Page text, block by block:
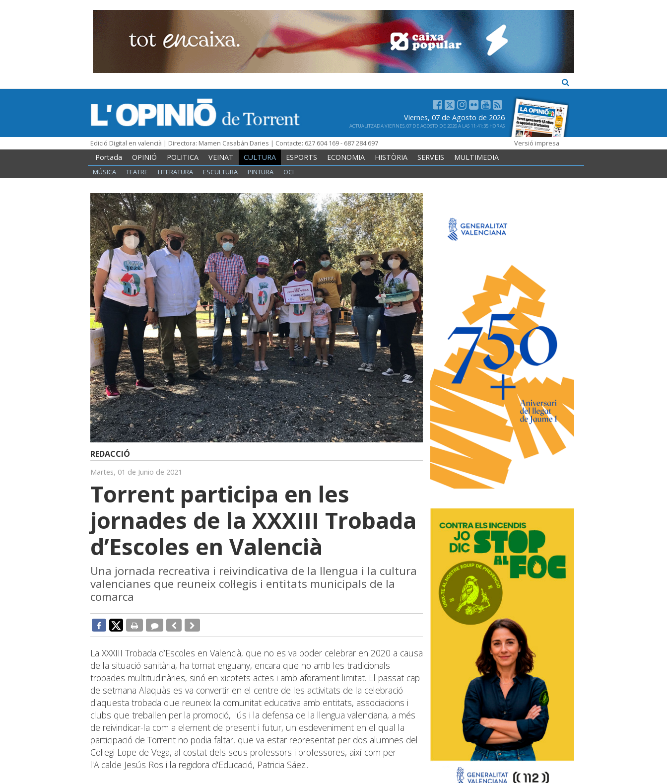
Viernes, 07 de Agosto de 2026
ACTUALITZADA VIERNES, 07 DE AGOSTO DE 2026 A LAS 11:41:35 HORAS
Edició Digital en valencià | Directora: Mamen Casabán Daries | Contacte: 627 604 169 - 687 284 697 Versió impresa
Portada OPINIÓ POLITICA VEINAT CULTURA ESPORTS ECONOMIA HISTÒRIA SERVEIS MULTIMEDIA
MÚSICA TEATRE LITERATURA ESCULTURA PINTURA OCI
REDACCIÓ
Martes, 01 de Junio de 2021
Torrent participa en les
jornades de la XXXIII Trobada
d’Escoles en Valencià
Una jornada recreativa i reivindicativa de la llengua i la cultura
valencianes que reuneix col·legis i entitats municipals de la
comarca
La XXXIII Trobada d’Escoles en Valencià, que no es va poder celebrar en 2020 a causa
de la situació sanitària, ha tornat enguany, encara que no amb les tradicionals
trobades multitudinàries, sinó en xicotets actes i amb aforament limitat. El passat cap
de setmana Alaquàs es va convertir en el centre de les activitats de la celebració
d'aquesta trobada que reuneix la comunitat educativa amb entitats, associacions i
clubs que treballen per la promoció, l'ús i la defensa de la llengua valenciana, a més
de reivindicar-la com a element de present i futur, un esdeveniment en el qual la
participació de Torrent no podia faltar, que va estar representat per dos alumnes del
Col·legi Lope de Vega, al costat dels seus professors i professores, així com per
l'Alcalde Jesús Ros i la regidora d'Educació, Patricia Sáez..